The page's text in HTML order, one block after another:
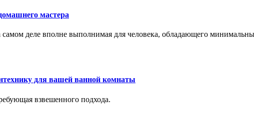
мастера
самом деле вполне выполнимая для человека, обладающего
для вашей ванной комнаты
взвешенного подхода.